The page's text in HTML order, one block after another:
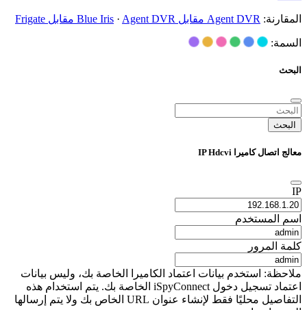
المقارنة: Agent DVR مقابل Blue Iris · Agent DVR مقابل Frigate
السمة:
البحث
البحث
معالج اتصال كاميرا IP Hdcvi
IP
اسم المستخدم
كلمة المرور
ملاحظة: استخدم بيانات اعتماد الكاميرا الخاصة بك، وليس بيانات
اعتماد تسجيل دخول iSpyConnect الخاصة بك. يتم استخدام هذه
التفاصيل محليًا فقط لإنشاء عنوان URL الخاص بك ولا يتم إرسالها